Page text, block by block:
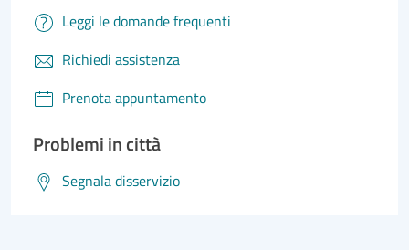
Leggi le domande frequenti
Richiedi assistenza
Prenota appuntamento
Problemi in città
Segnala disservizio